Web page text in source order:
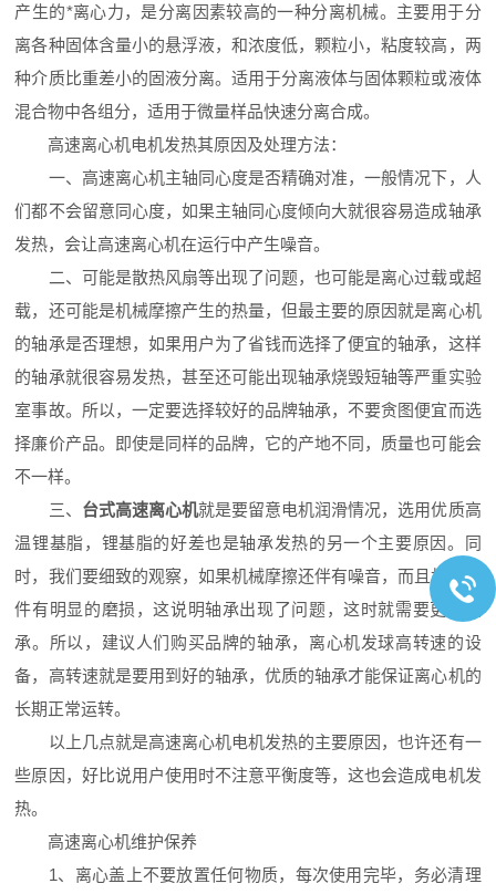
产生的*离心力，是分离因素较高的一种分离机械。主要用于分
离各种固体含量小的悬浮液，和浓度低，颗粒小，粘度较高，两
种介质比重差小的固液分离。适用于分离液体与固体颗粒或液体
混合物中各组分，适用于微量样品快速分离合成。
高速离心机电机发热其原因及处理方法：
一、高速离心机主轴同心度是否精确对准，一般情况下，人
们都不会留意同心度，如果主轴同心度倾向大就很容易造成轴承
发热，会让高速离心机在运行中产生噪音。
二、可能是散热风扇等出现了问题，也可能是离心过载或超
载，还可能是机械摩擦产生的热量，但最主要的原因就是离心机
的轴承是否理想，如果用户为了省钱而选择了便宜的轴承，这样
的轴承就很容易发热，甚至还可能出现轴承烧毁短轴等严重实验
室事故。所以，一定要选择较好的品牌轴承，不要贪图便宜而选
择廉价产品。即使是同样的品牌，它的产地不同，质量也可能会
不一样。
三、 台式高速离心机就是要留意电机润滑情况，选用优质高
温锂基脂，锂基脂的好差也是轴承发热的另一个主要原因。同
时，我们要细致的观察，如果机械摩擦还伴有噪音，而且机械部
件有明显的磨损，这说明轴承出现了问题，这时就需要更换轴
承。所以，建议人们购买品牌的轴承，离心机发球高转速的设
备，高转速就是要用到好的轴承，优质的轴承才能保证离心机的
长期正常运转。
以上几点就是高速离心机电机发热的主要原因，也许还有一
些原因，好比说用户使用时不注意平衡度等，这也会造成电机发
热。
高速离心机维护保养
1、离心盖上不要放置任何物质，每次使用完毕，务必清理